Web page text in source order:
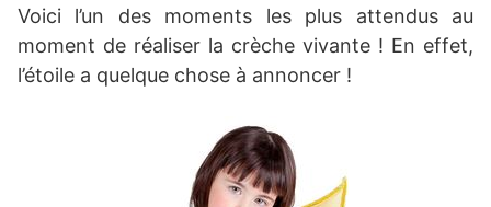
Voici l’un des moments les plus attendus au
moment de réaliser la crèche vivante ! En effet,
l’étoile a quelque chose à annoncer !